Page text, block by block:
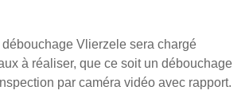
débouchage Vlierzele sera chargé
à réaliser, que ce soit un débouchage
par caméra vidéo avec rapport.